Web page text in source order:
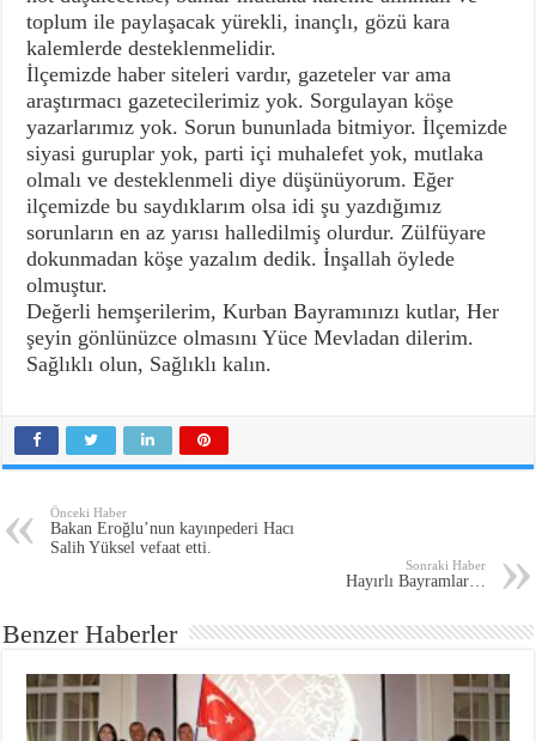
toplum ile paylaşacak yürekli, inançlı, gözü kara
kalemlerde desteklenmelidir.
İlçemizde haber siteleri vardır, gazeteler var ama
araştırmacı gazetecilerimiz yok. Sorgulayan köşe
yazarlarımız yok. Sorun bununlada bitmiyor. İlçemizde
siyasi guruplar yok, parti içi muhalefet yok, mutlaka
olmalı ve desteklenmeli diye düşünüyorum. Eğer
ilçemizde bu saydıklarım olsa idi şu yazdığımız
sorunların en az yarısı halledilmiş olurdur. Zülfüyare
dokunmadan köşe yazalım dedik. İnşallah öylede
olmuştur.
Değerli hemşerilerim, Kurban Bayramınızı kutlar, Her
şeyin gönlünüzce olmasını Yüce Mevladan dilerim.
Sağlıklı olun, Sağlıklı kalın.
Önceki Haber
Bakan Eroğlu’nun kayınpederi Hacı
Salih Yüksel vefaat etti.
Sonraki Haber
Hayırlı Bayramlar…
Benzer Haberler